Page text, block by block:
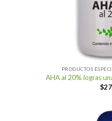
PRODUCTOS
AHA al 20% logras
$